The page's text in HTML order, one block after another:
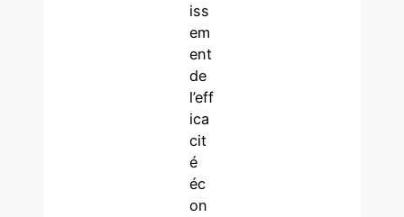
iss
em
ent
de
l’eff
ica
cit
é
éc
on